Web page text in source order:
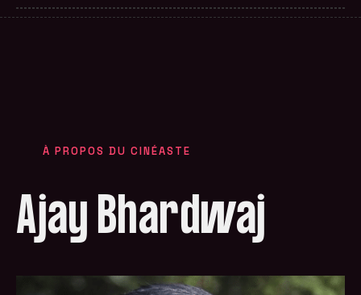
À PROPOS DU CINÉASTE
Ajay Bhardwaj